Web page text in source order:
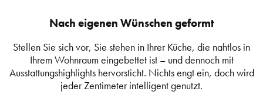
Nach eigenen Wünschen geformt
Stellen Sie sich vor, Sie stehen in Ihrer Küche, die nahtlos in
Ihrem Wohnraum eingebettet ist – und dennoch mit
Ausstattungshighlights hervorsticht. Nichts engt ein, doch wird
jeder Zentimeter intelligent genutzt.